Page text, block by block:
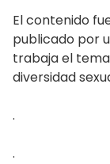
El contenido
publicado por
trabaja el
diversidad
.
.